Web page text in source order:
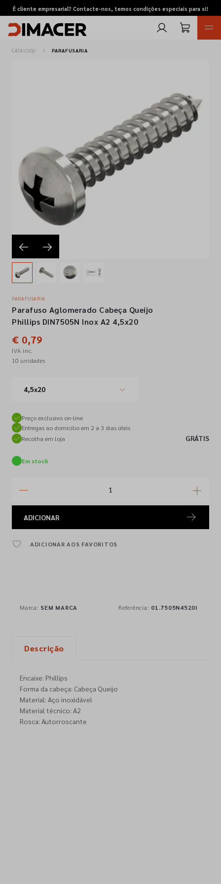
É cliente empresarial? Contacte-nos, temos condições especiais para si!
Pedidos de cotação
Marcas
Favoritos
Empresa
Contactos
Siga-nos nas redes sociais
CATÁLOGO PARAFUSARIA
PARAFUSARIA
Parafuso Aglomerado Cabeça Queijo
Phillips DIN7505N Inox A2 4,5x20
€ 0,79
IVA inc.
10 unidades
4,5x20
Preço exclusivo on-line
Entregas ao domicílio em 2 a 3 dias úteis
Recolha em loja
GRÁTIS
Em stock
ADICIONAR
ADICIONAR AOS FAVORITOS
Marca: SEM MARCA Referência: 01.7505N4520I
Descrição
Encaixe: Phillips
Forma da cabeça: Cabeça Queijo
Material: Aço inoxidável
Material técnico: A2
Rosca: Autorroscante